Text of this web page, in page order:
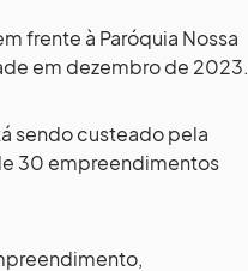
frente à Paróquia Nossa
em dezembro de 2023.
sendo custeado pela
30 empreendimentos